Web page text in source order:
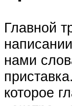
Главной
нами
которое